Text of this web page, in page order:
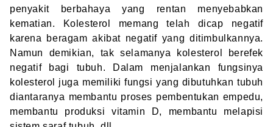
penyakit berbahaya yang rentan menyebabkan
kematian. Kolesterol memang telah dicap negatif
karena beragam akibat negatif yang ditimbulkannya.
Namun demikian, tak selamanya kolesterol berefek
negatif bagi tubuh. Dalam menjalankan fungsinya
kolesterol juga memiliki fungsi yang dibutuhkan tubuh
diantaranya membantu proses pembentukan empedu,
membantu produksi vitamin D, membantu melapisi